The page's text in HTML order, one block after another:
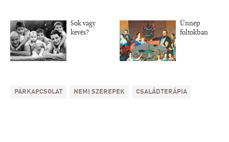
Sok vagy
kevés?
Ünnep
foltokban
PÁRKAPCSOLAT NEMI SZEREPEK CSALÁDTERÁPIA